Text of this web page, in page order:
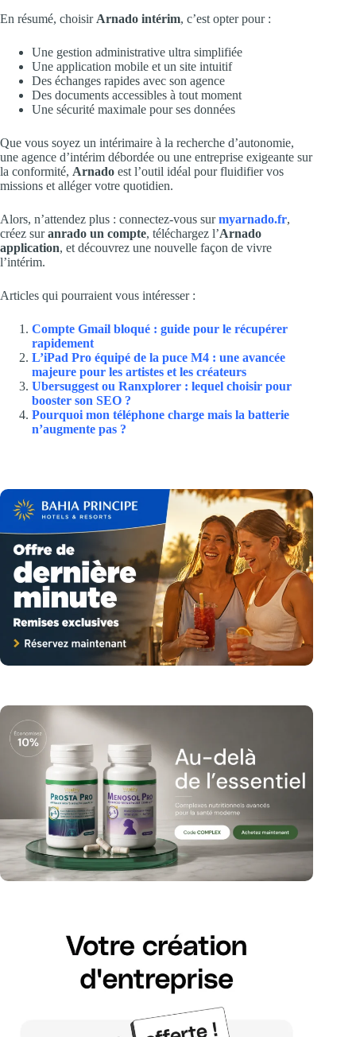
En résumé, choisir Arnado intérim, c’est opter pour :
Une gestion administrative ultra simplifiée
Une application mobile et un site intuitif
Des échanges rapides avec son agence
Des documents accessibles à tout moment
Une sécurité maximale pour ses données
Que vous soyez un intérimaire à la recherche d’autonomie,
une agence d’intérim débordée ou une entreprise exigeante sur
la conformité, Arnado est l’outil idéal pour fluidifier vos
missions et alléger votre quotidien.
Alors, n’attendez plus : connectez-vous surmyarnado.fr,
créez suranrado un compte, téléchargez l’Arnado
application, et découvrez une nouvelle façon de vivre
l’intérim.
Articles qui pourraient vous intéresser :
Compte Gmail bloqué : guide pour le récupérer
rapidement
L’iPad Pro équipé de la puce M4 : une avancée
majeure pour les artistes et les créateurs
Ubersuggest ou Ranxplorer : lequel choisir pour
booster son SEO ?
Pourquoi mon téléphone charge mais la batterie
n’augmente pas ?